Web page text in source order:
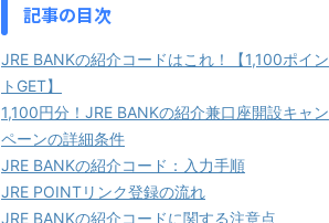
記事の目次
JRE BANKの紹介コードはこれ！【1,100ポイン
トGET】
1,100円分！JRE BANKの紹介兼口座開設キャン
ペーンの詳細条件
JRE BANKの紹介コード：入力手順
JRE POINTリンク登録の流れ
JRE BANKの紹介コードに関する注意点